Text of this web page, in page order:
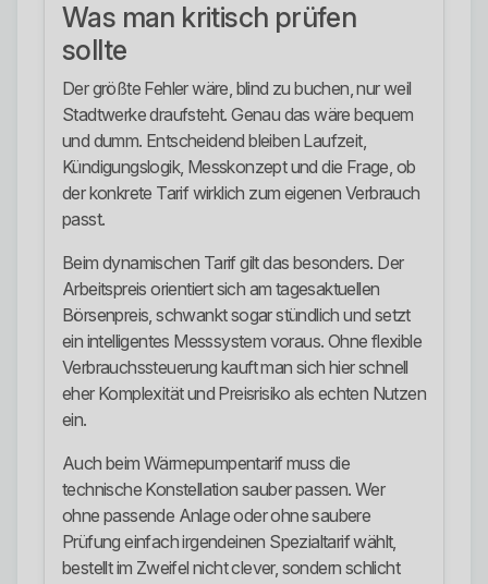
Was man kritisch prüfen
sollte
Der größte Fehler wäre, blind zu buchen, nur weil
Stadtwerke draufsteht. Genau das wäre bequem
und dumm. Entscheidend bleiben Laufzeit,
Kündigungslogik, Messkonzept und die Frage, ob
der konkrete Tarif wirklich zum eigenen Verbrauch
passt.
Beim dynamischen Tarif gilt das besonders. Der
Arbeitspreis orientiert sich am tagesaktuellen
Börsenpreis, schwankt sogar stündlich und setzt
ein intelligentes Messsystem voraus. Ohne flexible
Verbrauchssteuerung kauft man sich hier schnell
eher Komplexität und Preisrisiko als echten Nutzen
ein.
Auch beim Wärmepumpentarif muss die
technische Konstellation sauber passen. Wer
ohne passende Anlage oder ohne saubere
Prüfung einfach irgendeinen Spezialtarif wählt,
bestellt im Zweifel nicht clever, sondern schlicht